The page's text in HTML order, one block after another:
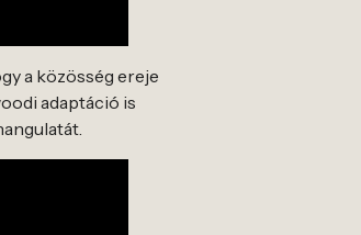
a közösség ereje
adaptáció is